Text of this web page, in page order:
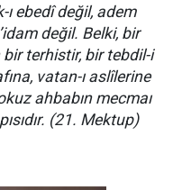
ebedî değil, adem
değil. Belki, bir
terhistir, bir tebdil-i
vatan-ı aslîlerine
ahbabın mecmaı
(21. Mektup)